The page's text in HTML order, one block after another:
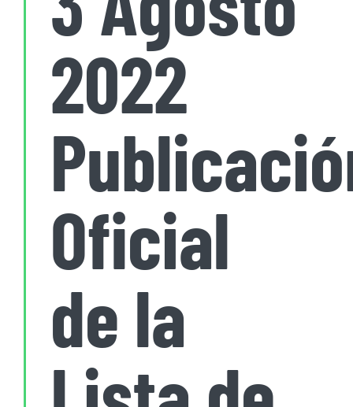
2022
Oficial
de la